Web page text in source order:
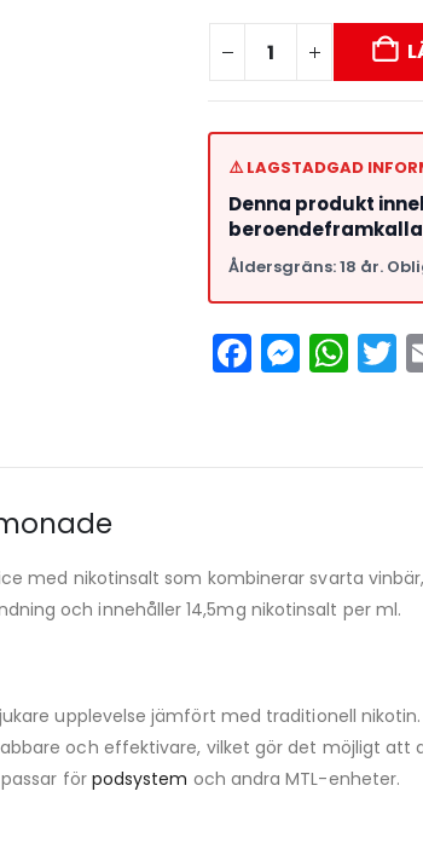
⚠️ LAGSTADGAD
Denna produkt
Åldersgräns: 18 år.
med nikotinsalt som kombinerar svarta
och innehåller 14,5mg nikotinsalt per ml.
upplevelse jämfört med traditionell
och effektivare, vilket gör det möjligt
för podsystem och andra MTL-enheter.